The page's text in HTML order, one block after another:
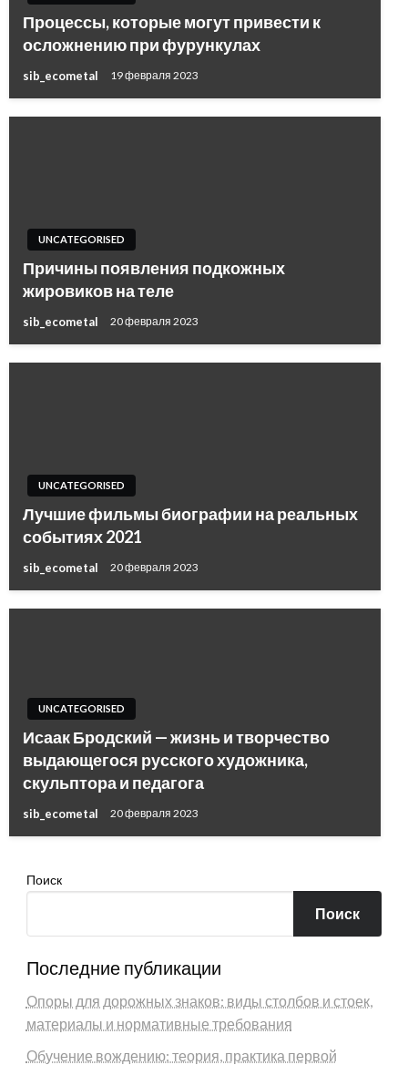
Процессы, которые могут привести к
осложнению при фурункулах
sib_ecometal 19 февраля 2023
UNCATEGORISED
Причины появления подкожных
жировиков на теле
sib_ecometal 20 февраля 2023
UNCATEGORISED
Лучшие фильмы биографии на реальных
событиях 2021
sib_ecometal 20 февраля 2023
UNCATEGORISED
Исаак Бродский — жизнь и творчество
выдающегося русского художника,
скульптора и педагога
sib_ecometal 20 февраля 2023
Поиск
Поиск
Последние публикации
Опоры для дорожных знаков: виды столбов и стоек,
материалы и нормативные требования
Обучение вождению: теория, практика первой